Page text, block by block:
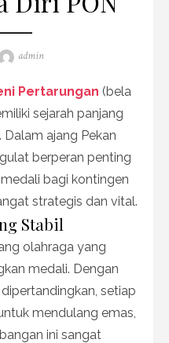
Author
admin
Pertarungan (bela
sejarah panjang
ajang Pekan
berperan penting
bagi kontingen
strategis dan vital.
Stabil
olahraga yang
medali. Dengan
setiap
mendulang emas,
ini sangat